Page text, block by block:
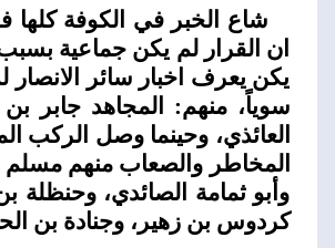
شاع الخبر في الكوفة كلها
ان القرار لم يكن جماعية
يكن يعرف اخبار سائر الانصار
سوياً، منهم: المجاهد جابر
العائذي، وحينما وصل الركب
المخاطر والصعاب منهم
وأبو ثمامة الصائدي، وحنظلة
كردوس بن زهير، وجنادة بن